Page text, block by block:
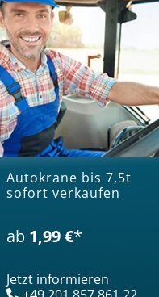
Autokrane bis 7,5t
sofort verkaufen
ab 1,99 €*
Jetzt informieren